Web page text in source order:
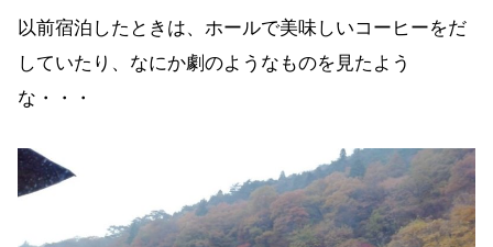
以前宿泊したときは、ホールで美味しいコーヒーをだ
していたり、なにか劇のようなものを見たよう
な・・・